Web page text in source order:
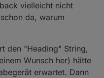
vielleicht nicht
da, warum
den "Heading" String,
Wunsch her) hätte
erwartet. Dann